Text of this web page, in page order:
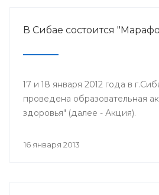
В Сибае состоится
17 и 18 января 2012 года в
проведена образовательная
здоровья" (далее - Акция).
16 января 2013